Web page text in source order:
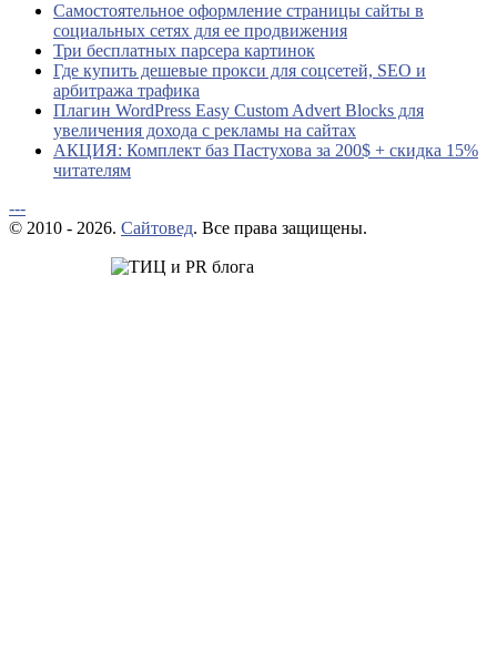
Самостоятельное оформление страницы сайты в
социальных сетях для ее продвижения
Три бесплатных парсера картинок
Где купить дешевые прокси для соцсетей, SEO и
арбитража трафика
Плагин WordPress Easy Custom Advert Blocks для
увеличения дохода с рекламы на сайтах
АКЦИЯ: Комплект баз Пастухова за 200$ + скидка 15%
читателям
---
© 2010 - 2026. Сайтовед. Все права защищены.